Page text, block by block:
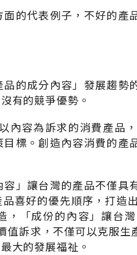
的代表例子，不好的產
的成分內容」發展趨勢
有的競爭優勢。
內容為訴求的消費產品
標。創造內容消費的產
」讓台灣的產品不僅具
喜好的優先順序，打造
，「成份的內容」讓台
值訴求，不僅可以克服
大的發展福祉。